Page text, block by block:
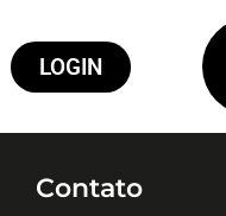
LOGIN
Contato